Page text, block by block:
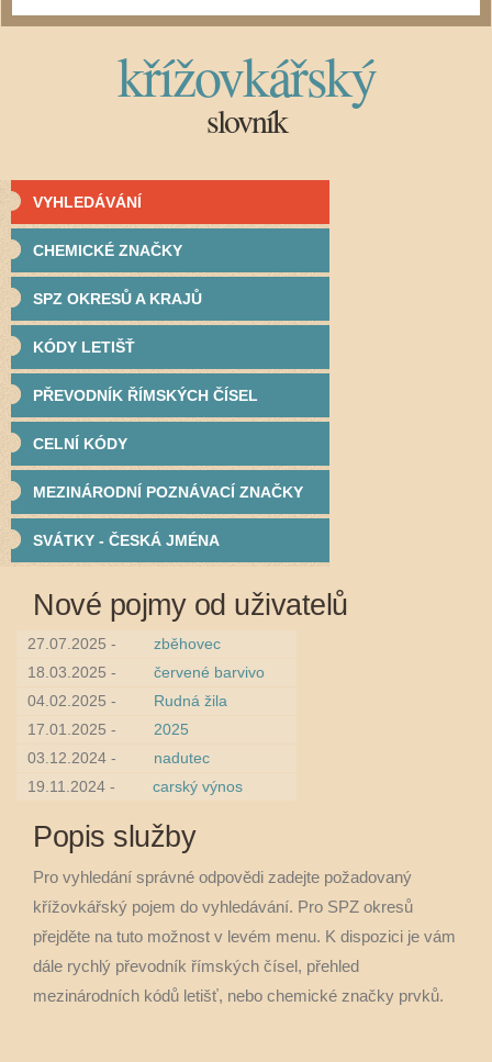
křížovkářský
slovník
VYHLEDÁVÁNÍ
CHEMICKÉ ZNAČKY
SPZ OKRESŮ A KRAJŮ
KÓDY LETIŠŤ
PŘEVODNÍK ŘÍMSKÝCH ČÍSEL
CELNÍ KÓDY
MEZINÁRODNÍ POZNÁVACÍ ZNAČKY
SVÁTKY - ČESKÁ JMÉNA
Nové pojmy od uživatelů
27.07.2025 -
zběhovec
18.03.2025 -
červené barvivo
04.02.2025 -
Rudná žila
17.01.2025 -
2025
03.12.2024 -
nadutec
19.11.2024 -
carský výnos
Popis služby
Pro vyhledání správné odpovědi zadejte požadovaný
křížovkářský pojem do vyhledávání. Pro SPZ okresů
přejděte na tuto možnost v levém menu. K dispozici je vám
dále rychlý převodník římských čísel, přehled
mezinárodních kódů letišť, nebo chemické značky prvků.